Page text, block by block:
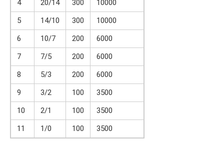
4
20/14 300
10000
5
14/10 300
10000
6
10/7 200
6000
7
7/5 200
6000
8
5/3 200
6000
9
3/2 100
3500
10
2/1 100
3500
11
1/0 100 3500